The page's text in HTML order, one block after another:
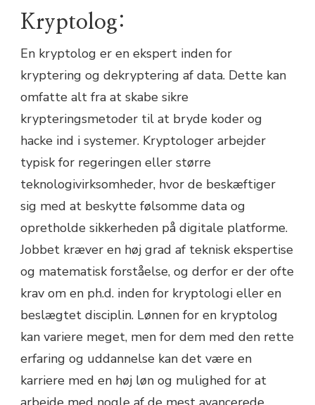
Kryptolog:
En kryptolog er en ekspert inden for
kryptering og dekryptering af data. Dette kan
omfatte alt fra at skabe sikre
krypteringsmetoder til at bryde koder og
hacke ind i systemer. Kryptologer arbejder
typisk for regeringen eller større
teknologivirksomheder, hvor de beskæftiger
sig med at beskytte følsomme data og
opretholde sikkerheden på digitale platforme.
Jobbet kræver en høj grad af teknisk ekspertise
og matematisk forståelse, og derfor er der ofte
krav om en ph.d. inden for kryptologi eller en
beslægtet disciplin. Lønnen for en kryptolog
kan variere meget, men for dem med den rette
erfaring og uddannelse kan det være en
karriere med en høj løn og mulighed for at